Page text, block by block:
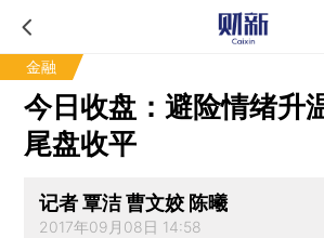
金融
今日收盘：避险情绪升
尾盘收平
记者 覃洁 曹文姣 陈曦
2017年09月08日 14:58